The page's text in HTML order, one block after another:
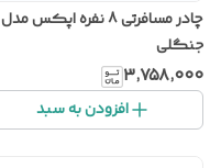
چادر مسافرتی 8 نفره اپکس مدل
جنگلی
۳٬۷۵۸٬۰۰۰
افزودن به سبد